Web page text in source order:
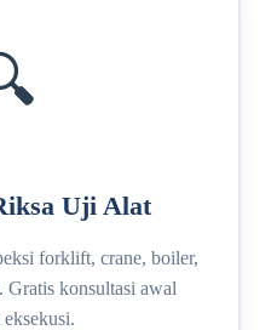
Uji Alat
forklift, crane, boiler,
Gratis konsultasi awal